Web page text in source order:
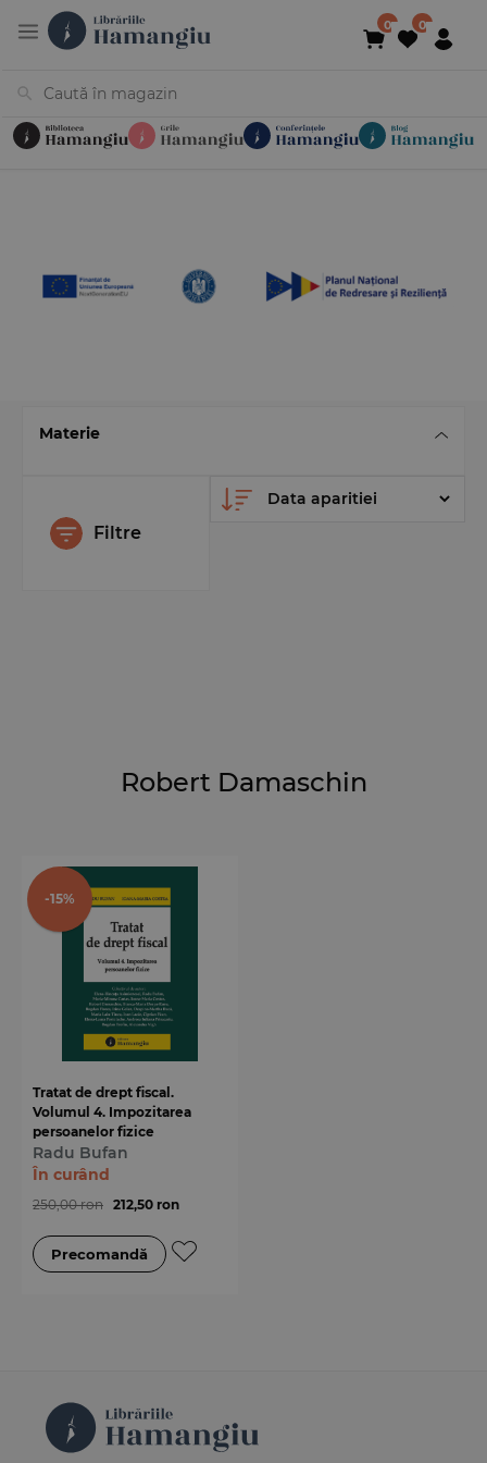
Materie
Filtre
Robert Damaschin
-15%
Tratat de drept fiscal.
Volumul 4. Impozitarea
persoanelor fizice
Radu Bufan
În curând
250,00 ron 212,50 ron